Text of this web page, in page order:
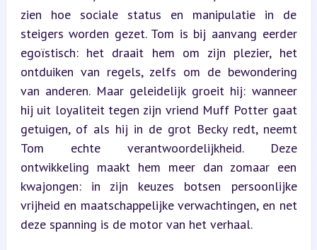
zien hoe sociale status en manipulatie in de
steigers worden gezet. Tom is bij aanvang eerder
egoïstisch: het draait hem om zijn plezier, het
ontduiken van regels, zelfs om de bewondering
van anderen. Maar geleidelijk groeit hij: wanneer
hij uit loyaliteit tegen zijn vriend Muff Potter gaat
getuigen, of als hij in de grot Becky redt, neemt
Tom echte verantwoordelijkheid. Deze
ontwikkeling maakt hem meer dan zomaar een
kwajongen: in zijn keuzes botsen persoonlijke
vrijheid en maatschappelijke verwachtingen, en net
deze spanning is de motor van het verhaal.